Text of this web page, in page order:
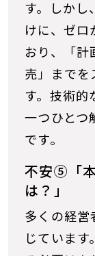
す。しかし
けに、ゼロ
おり、「
売」までを
す。技術的
一つひとつ
です。
不安⑤「
は？」
多くの経営
じています